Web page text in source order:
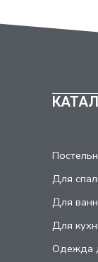
Для
Для
Для
Одежда